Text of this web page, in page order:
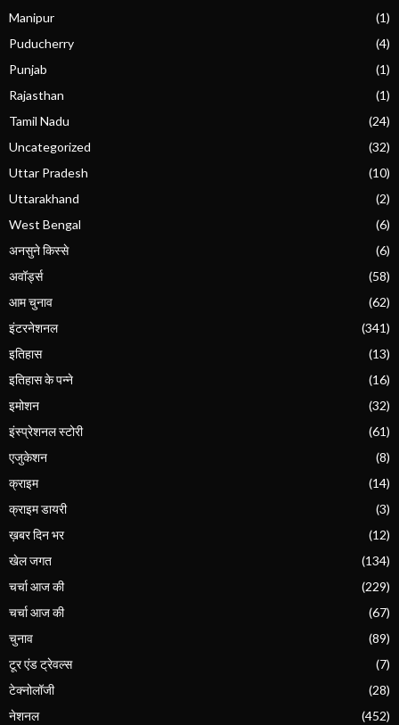
Manipur
(1)
Puducherry
(4)
Punjab
(1)
Rajasthan
(1)
Tamil Nadu
(24)
Uncategorized
(32)
Uttar Pradesh
(10)
Uttarakhand
(2)
West Bengal
(6)
अनसुने किस्से
(6)
अवॉर्ड्स
(58)
आम चुनाव
(62)
इंटरनेशनल
(341)
इतिहास
(13)
इतिहास के पन्ने
(16)
इमोशन
(32)
इंस्प्रेशनल स्टोरी
(61)
एजुकेशन
(8)
क्राइम
(14)
क्राइम डायरी
(3)
ख़बर दिन भर
(12)
खेल जगत
(134)
चर्चा आज की
(229)
चर्चा आज की
(67)
चुनाव
(89)
टूर एंड ट्रेवल्स
(7)
टेक्नोलॉजी
(28)
नेशनल
(452)